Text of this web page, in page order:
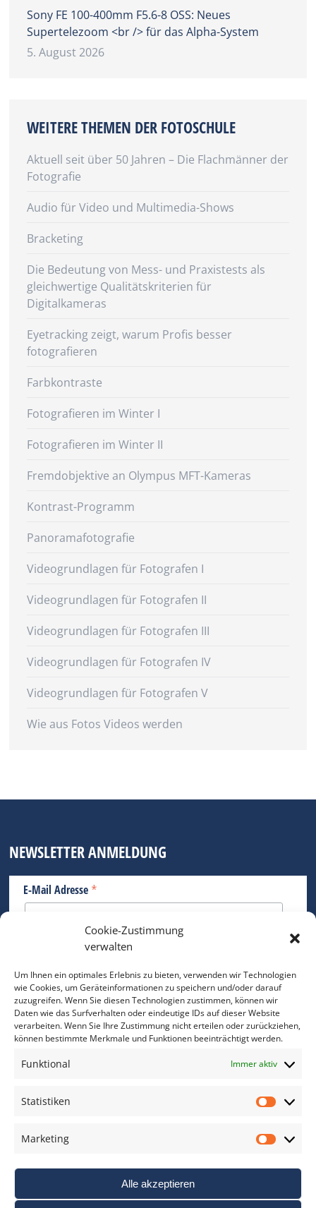
Cookie-Zustimmung
verwalten
Um Ihnen ein optimales Erlebnis zu bieten, verwenden wir Technologien
wie Cookies, um Geräteinformationen zu speichern und/oder darauf
zuzugreifen. Wenn Sie diesen Technologien zustimmen, können wir
Daten wie das Surfverhalten oder eindeutige IDs auf dieser Website
verarbeiten. Wenn Sie Ihre Zustimmung nicht erteilen oder zurückziehen,
können bestimmte Merkmale und Funktionen beeinträchtigt werden.
Funktional Immer aktiv
Statistiken
Marketing
Alle akzeptieren
Sony FE 100-400mm F5.6-8 OSS: Neues
Supertelezoom <br /> für das Alpha-System
5. August 2026
WEITERE THEMEN DER FOTOSCHULE
Aktuell seit über 50 Jahren – Die Flachmänner der
Fotografie
Audio für Video und Multimedia-Shows
Bracketing
Die Bedeutung von Mess- und Praxistests als
gleichwertige Qualitätskriterien für
Digitalkameras
Eyetracking zeigt, warum Profis besser
fotografieren
Farbkontraste
Fotografieren im Winter I
Fotografieren im Winter II
Fremdobjektive an Olympus MFT-Kameras
Kontrast-Programm
Panoramafotografie
Videogrundlagen für Fotografen I
Videogrundlagen für Fotografen II
Videogrundlagen für Fotografen III
Videogrundlagen für Fotografen IV
Videogrundlagen für Fotografen V
Wie aus Fotos Videos werden
NEWSLETTER ANMELDUNG
E-Mail Adresse *
Bitte geben Sie Ihre E-Mail Adresse ein.
*